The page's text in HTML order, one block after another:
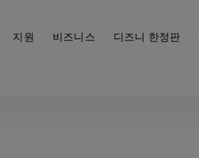
지원 비즈니스 디즈니 한정판